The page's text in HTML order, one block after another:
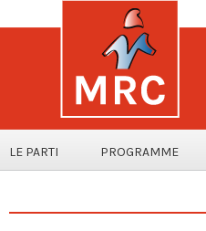
LE PARTI PROGRAMME